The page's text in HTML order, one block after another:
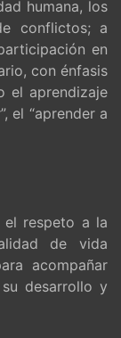
humana, los
conflictos; a
en
con énfasis
el aprendizaje
el “aprender a
el respeto a la
de vida
acompañar
desarrollo y